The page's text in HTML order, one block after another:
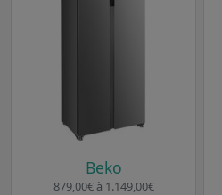
Beko
879,00€ à 1.149,00€